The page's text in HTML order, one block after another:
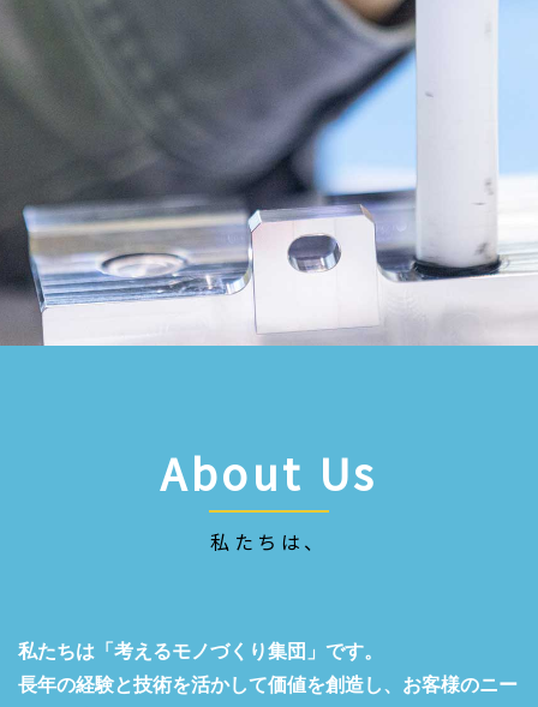
About Us
私たちは、
私たちは「考えるモノづくり集団」です。
長年の経験と技術を活かして価値を創造し、お客様のニー